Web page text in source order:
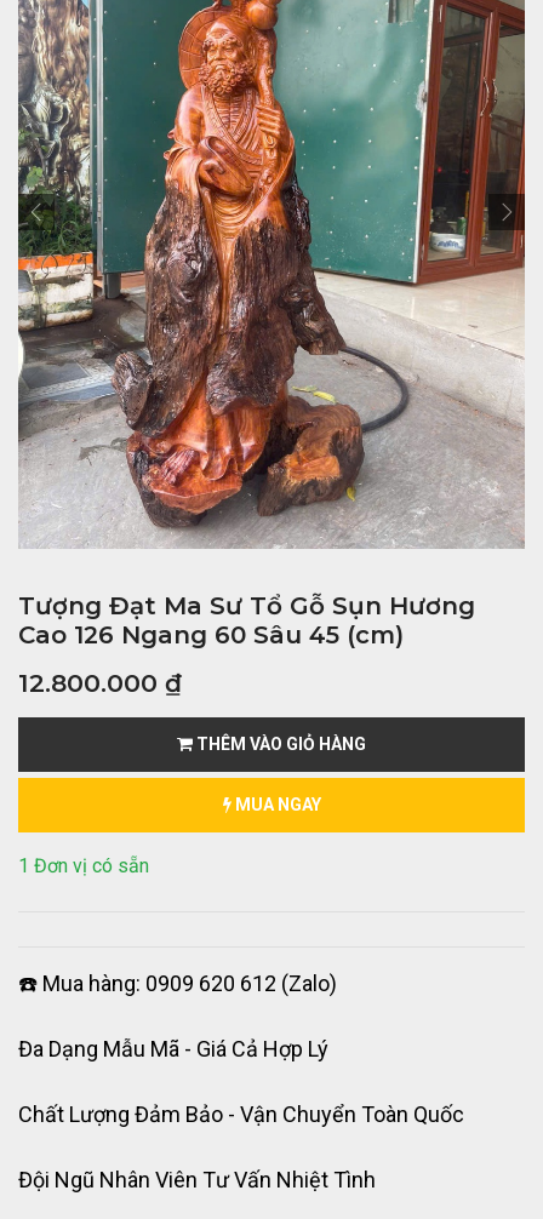
Tượng Đạt Ma Sư Tổ Gỗ Sụn Hương
Cao 126 Ngang 60 Sâu 45 (cm)
12.800.000 ₫
THÊM VÀO GIỎ HÀNG
MUA NGAY
1 Đơn vị có sẵn
☎️ Mua hàng: 0909 620 612 (Zalo)
Đa Dạng Mẫu Mã - Giá Cả Hợp Lý
Chất Lượng Đảm Bảo - Vận Chuyển Toàn Quốc
Đội Ngũ Nhân Viên Tư Vấn Nhiệt Tình